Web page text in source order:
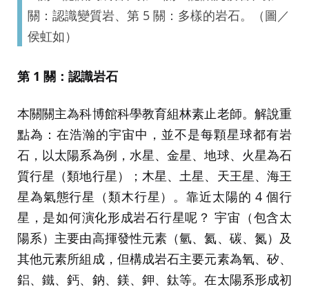
關：認識變質岩、第 5 關：多樣的岩石。（圖／
侯虹如）
第 1 關：認識岩石
本關關主為科博館科學教育組林素止老師。解說重
點為：在浩瀚的宇宙中，並不是每顆星球都有岩
石，以太陽系為例，水星、金星、地球、火星為石
質行星（類地行星）；木星、土星、天王星、海王
星為氣態行星（類木行星）。靠近太陽的 4 個行
星，是如何演化形成岩石行星呢？ 宇宙（包含太
陽系）主要由高揮發性元素（氫、氦、碳、氮）及
其他元素所組成，但構成岩石主要元素為氧、矽、
鋁、鐵、鈣、鈉、鎂、鉀、鈦等。在太陽系形成初